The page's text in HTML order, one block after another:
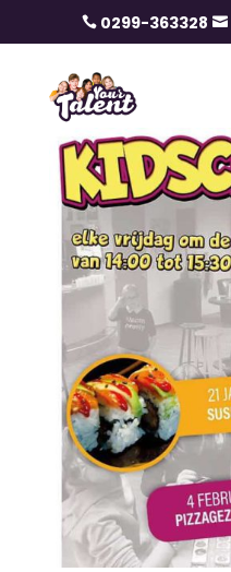
 0299-363328 